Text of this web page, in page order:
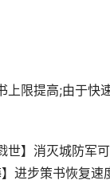
限提高;由于快
】消灭城防军
进步策书恢复速